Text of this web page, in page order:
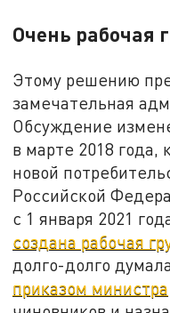
Очень рабочая
Этому решению
замечательная
Обсуждение
в марте 2018 года,
новой
Российской
с 1 января 2021
создана рабочая
долго-долго
приказом министра